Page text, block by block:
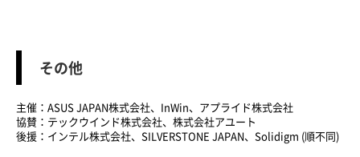
その他
主催：ASUS JAPAN株式会社、InWin、アプライド株式会社
協賛：テックウインド株式会社、株式会社アユート
後援：インテル株式会社、SILVERSTONE JAPAN、Solidigm (順不同)